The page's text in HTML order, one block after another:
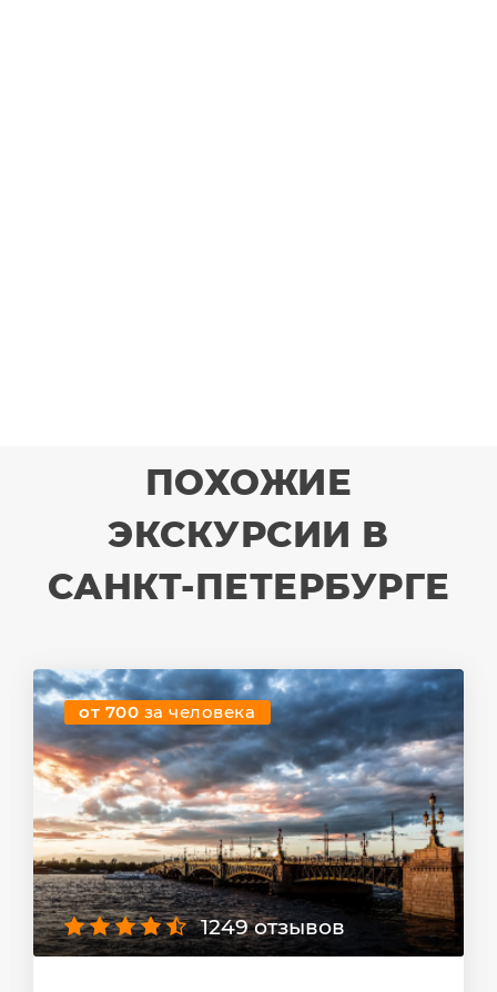
ПОХОЖИЕ
ЭКСКУРСИИ В
САНКТ-ПЕТЕРБУРГЕ
от 700 за человека
1249 отзывов